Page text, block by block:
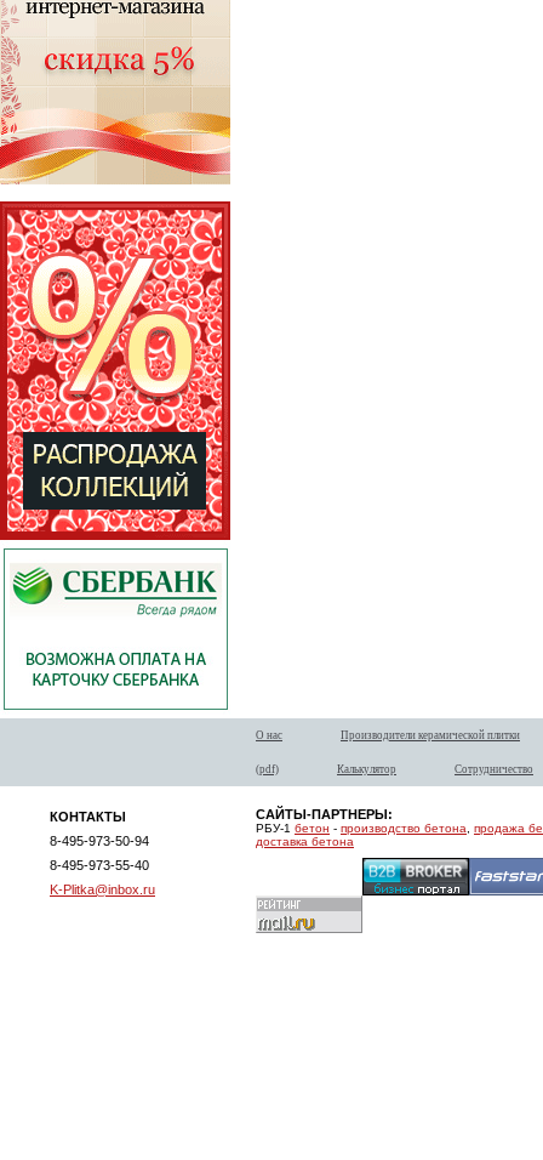
О нас Производители керамической плитки
(pdf) Калькулятор Сотрудничество
КОНТАКТЫ
8-495-973-50-94
8-495-973-55-40
K-Plitka@inbox.ru
САЙТЫ-ПАРТНЕРЫ:
РБУ-1 бетон - производство бетона
продажа
доставка бетона